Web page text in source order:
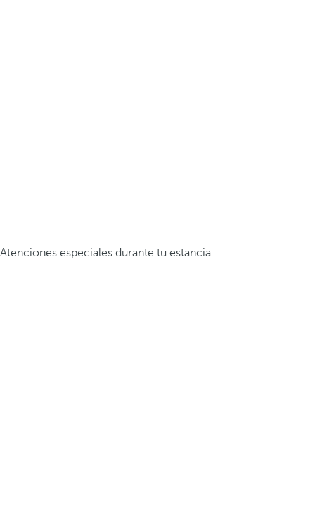
Atenciones especiales durante tu estancia